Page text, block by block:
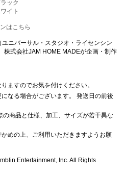
ック
イト
はこちら
ニバーサル・スタジオ・ライセンシン
株式会社JAM HOME MADEが企画・制作
ますのでお気を付けください。
なる場合がございます。 発送日の前後
商品と仕様、加工、サイズが若干異な
めの上、ご利用いただきますようお願
Entertainment, Inc. All Rights